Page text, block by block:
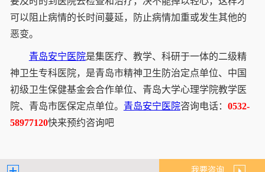
可以阻止病情的长时间蔓延，防止病情加重或发生其他的
恶变。
青岛安宁医院是集医疗、教学、科研于一体的二级精
神卫生专科医院，是青岛市精神卫生防治定点单位、中国
初级卫生保健基金会合作单位、青岛大学心理学院教学医
院、青岛市医保定点单位。 青岛安宁医院咨询电话： 0532-
58977120快来预约咨询吧
我要咨询